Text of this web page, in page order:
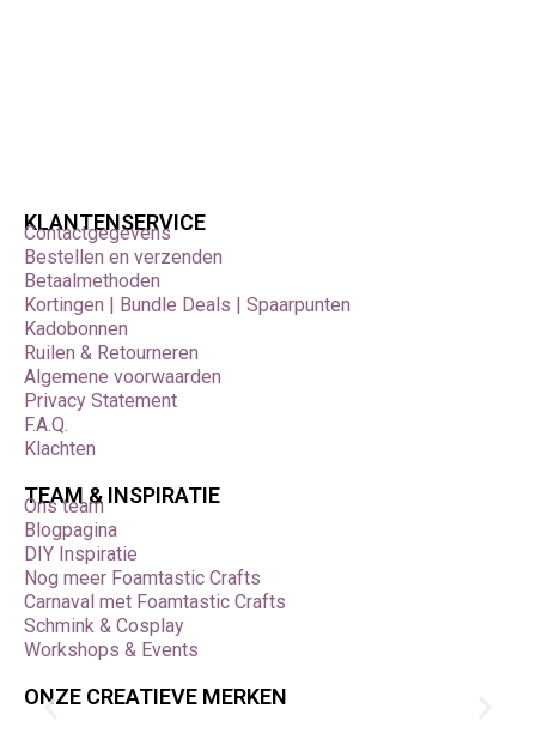
KLANTENSERVICE
Contactgegevens
Bestellen en verzenden
Betaalmethoden
Kortingen | Bundle Deals | Spaarpunten
Kadobonnen
Ruilen & Retourneren
Algemene voorwaarden
Privacy Statement
F.A.Q.
Klachten
TEAM & INSPIRATIE
Ons team
Blogpagina
DIY Inspiratie
Nog meer Foamtastic Crafts
Carnaval met Foamtastic Crafts
Schmink & Cosplay
Workshops & Events
ONZE CREATIEVE MERKEN